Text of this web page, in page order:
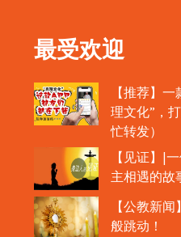
最受欢迎
【推荐】
理文化”，
忙转发）
【见证】|
主相遇的故
【公教新
般跳动！